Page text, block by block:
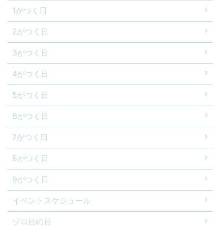
1がつく日
2がつく日
3がつく日
4がつく日
5がつく日
6がつく日
7がつく日
8がつく日
9がつく日
イベントスケジュール
ゾロ目の日